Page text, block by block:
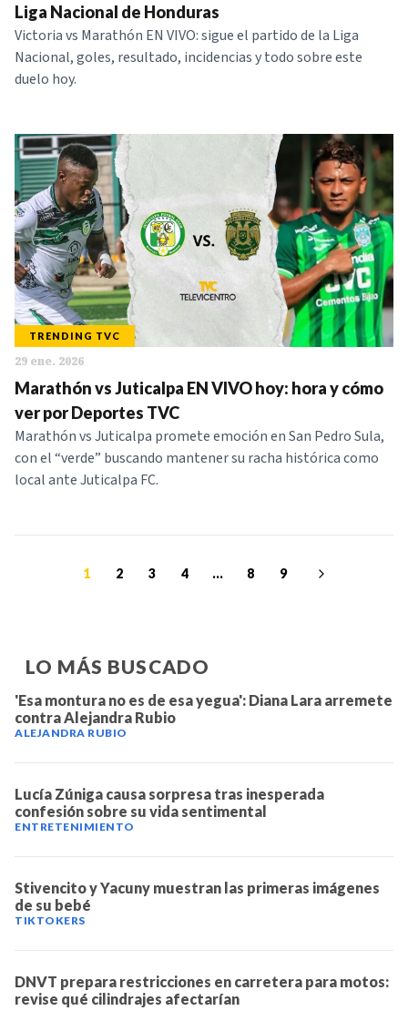
Liga Nacional de Honduras
Victoria vs Marathón EN VIVO: sigue el partido de la Liga
Nacional, goles, resultado, incidencias y todo sobre este
duelo hoy.
TRENDING TVC
29 ene. 2026
Marathón vs Juticalpa EN VIVO hoy: hora y cómo
ver por Deportes TVC
Marathón vs Juticalpa promete emoción en San Pedro Sula,
con el “verde” buscando mantener su racha histórica como
local ante Juticalpa FC.
1 2 3 4 ... 8 9
LO MÁS BUSCADO
'Esa montura no es de esa yegua': Diana Lara arremete
contra Alejandra Rubio
ALEJANDRA RUBIO
Lucía Zúniga causa sorpresa tras inesperada
confesión sobre su vida sentimental
ENTRETENIMIENTO
Stivencito y Yacuny muestran las primeras imágenes
de su bebé
TIKTOKERS
DNVT prepara restricciones en carretera para motos:
revise qué cilindrajes afectarían